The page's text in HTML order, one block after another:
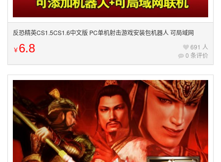
反恐精英CS1.5CS1.6中文版 PC单机射击游戏安装包机器人 可局域网
￥6.8
691 人
0 条评价